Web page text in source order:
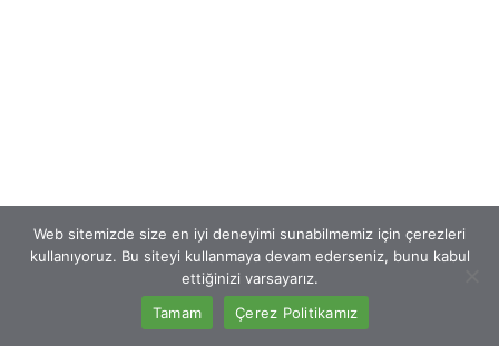
Web sitemizde size en iyi deneyimi sunabilmemiz için çerezleri
kullanıyoruz. Bu siteyi kullanmaya devam ederseniz, bunu kabul
ettiğinizi varsayarız.
Tamam
Çerez Politikamız